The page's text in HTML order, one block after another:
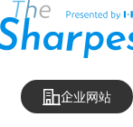
企业网站